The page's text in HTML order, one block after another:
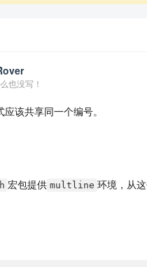
也没写！
该共享同一个编号。
宏包提供 multline 环境，从